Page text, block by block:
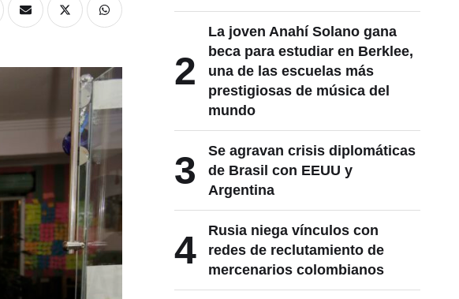
2
La joven Anahí Solano gana
beca para estudiar en Berklee,
una de las escuelas más
prestigiosas de música del
mundo
3
Se agravan crisis diplomáticas
de Brasil con EEUU y
Argentina
4
Rusia niega vínculos con
redes de reclutamiento de
mercenarios colombianos